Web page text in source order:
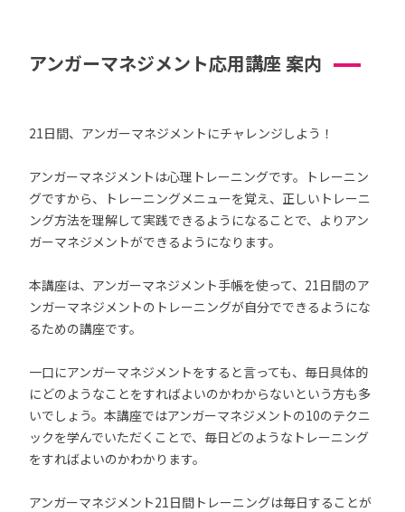
アンガーマネジメント応用講座 案内
21日間、アンガーマネジメントにチャレンジしよう！
アンガーマネジメントは心理トレーニングです。トレーニン
グですから、トレーニングメニューを覚え、正しいトレーニ
ング方法を理解して実践できるようになることで、よりアン
ガーマネジメントができるようになります。
本講座は、アンガーマネジメント手帳を使って、21日間のア
ンガーマネジメントのトレーニングが自分でできるようにな
るための講座です。
一口にアンガーマネジメントをすると言っても、毎日具体的
にどのようなことをすればよいのかわからないという方も多
いでしょう。本講座ではアンガーマネジメントの10のテクニ
ックを学んでいただくことで、毎日どのようなトレーニング
をすればよいのかわかります。
アンガーマネジメント21日間トレーニングは毎日することが